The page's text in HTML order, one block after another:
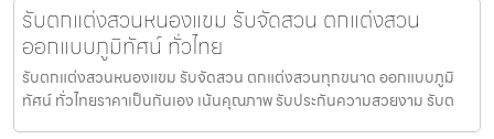
รับตกแต่งสวนหนองแขม รับจัดสวน ตกแต่งสวน
ออกแบบภูมิทัศน์ ทั่วไทย
รับตกแต่งสวนหนองแขม รับจัดสวน ตกแต่งสวนทุกขนาด ออกแบบภูมิ
ทัศน์ ทั่วไทยราคาเป็นกันเอง เน้นคุณภาพ รับประกันความสวยงาม รับต